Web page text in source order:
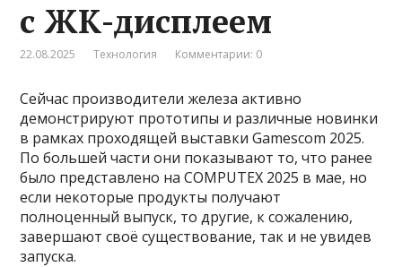
с ЖК-дисплеем
22.08.2025 Технология Комментарии: 0
Сейчас производители железа активно
демонстрируют прототипы и различные новинки
в рамках проходящей выставки Gamescom 2025.
По большей части они показывают то, что ранее
было представлено на COMPUTEX 2025 в мае, но
если некоторые продукты получают
полноценный выпуск, то другие, к сожалению,
завершают своё существование, так и не увидев
запуска.